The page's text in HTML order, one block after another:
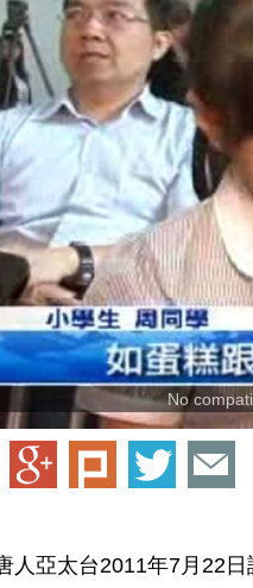
No
人亞太台2011年7月22